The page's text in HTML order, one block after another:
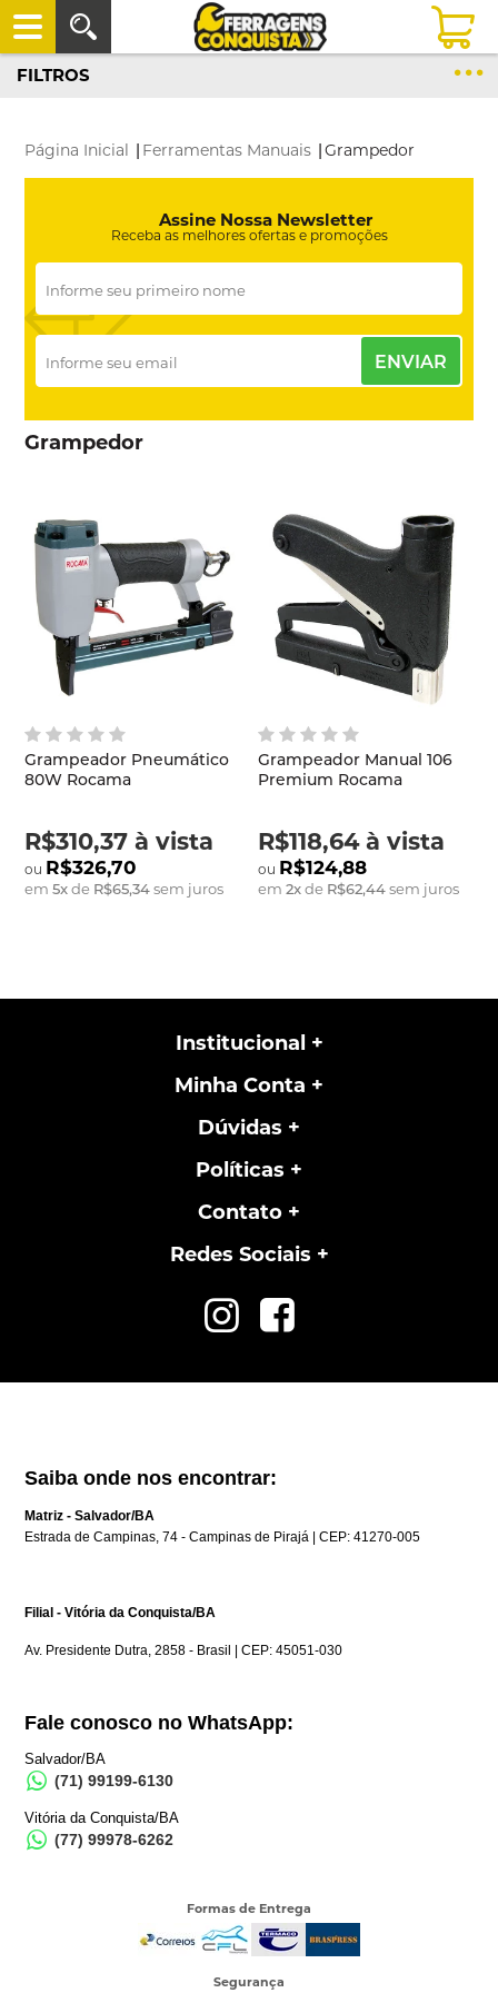
Página Inicial | Ferramentas Manuais |Grampedor
FILTROS
Assine Nossa Newsletter
Receba as melhores ofertas e promoções
ENVIAR
Grampedor
Grampeador Pneumático
80W Rocama
R$310,37 à vista
R$326,70
em5xde R$65,34sem juros
Grampeador Manual 106
Premium Rocama
R$118,64à vista
R$124,88
em 2xde R$62,44sem juros
Institucional
Minha Conta
Dúvidas
Políticas
Contato
Redes Sociais
Saiba onde nos encontrar:
Matriz - Salvador/BA
Estrada de Campinas, 74 - Campinas de Pirajá | CEP: 41270-005
Filial - Vitória da Conquista/BA
Av. Presidente Dutra, 2858 - Brasil | CEP: 45051-030
Fale conosco no WhatsApp:
Salvador/BA
(71) 99199-6130
Vitória da Conquista/BA
(77) 99978-6262
Formas de Entrega
Segurança